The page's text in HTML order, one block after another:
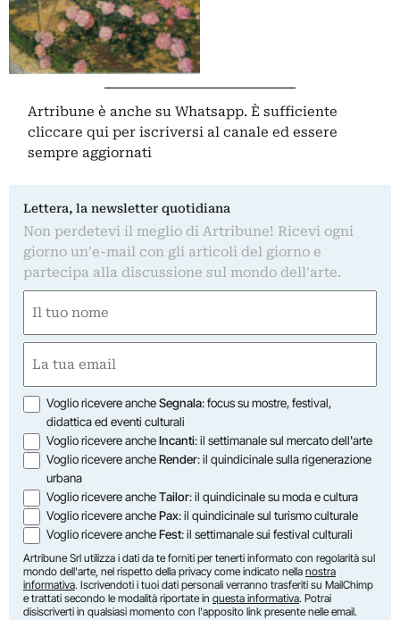
Artribune è anche su Whatsapp. È sufficiente
cliccare qui per iscriversi al canale ed essere
sempre aggiornati
Lettera, la newsletter quotidiana
Non perdetevi il meglio di Artribune! Ricevi ogni
giorno un'e-mail con gli articoli del giorno e
partecipa alla discussione sul mondo dell'arte.
(Required)
(Required)
Opzioni
Voglio ricevere ancheSegnala: focus su mostre, festival,
didattica ed eventi culturali
Voglio ricevere ancheIncanti: il settimanale sul mercato dell'arte
Voglio ricevere ancheRender: il quindicinale sulla rigenerazione
urbana
Voglio ricevere ancheTailor: il quindicinale su moda e cultura
Voglio ricevere anchePax: il quindicinale sul turismo culturale
Voglio ricevere ancheFest: il settimanale sui festival culturali
Artribune Srl utilizza i dati da te forniti per tenerti informato con regolarità sul
mondo dell'arte, nel rispetto della privacy come indicato nella nostra
informativa. Iscrivendoti i tuoi dati personali verranno trasferiti su MailChimp
e trattati secondo le modalità riportate in questa informativa. Potrai
disiscriverti in qualsiasi momento con l'apposito link presente nelle email.